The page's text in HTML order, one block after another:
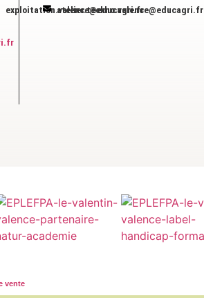
exploitation.valence@educagri.fr
atelier.techno.valence@educagri.fr
vente